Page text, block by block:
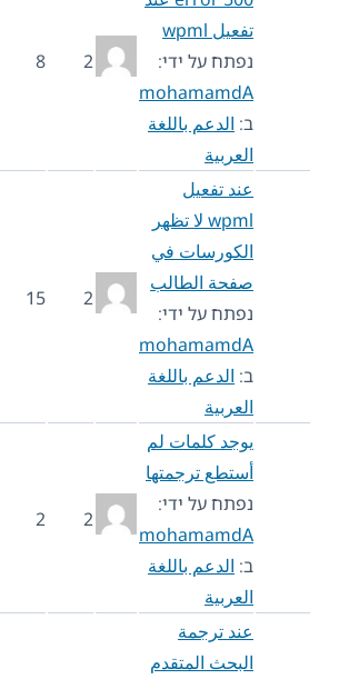
تفعيل wpml
נפתח על ידי:
mohamamdA
ב: الدعم باللغة
العربية
2
8
عند تفعيل
wpml لا تظهر
الكورسات في
صفحة الطالب
נפתח על ידי:
mohamamdA
ב: الدعم باللغة
العربية
2
15
يوجد كلمات لم
أستطع ترجمتها
נפתח על ידי:
mohamamdA
ב: الدعم باللغة
العربية
2
2
عند ترجمة
البحث المتقدم